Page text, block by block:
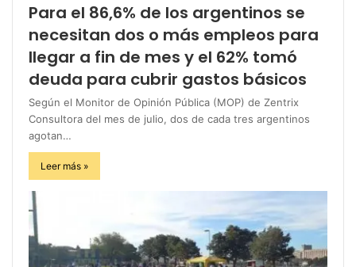
Para el 86,6% de los argentinos se
necesitan dos o más empleos para
llegar a fin de mes y el 62% tomó
deuda para cubrir gastos básicos
Según el Monitor de Opinión Pública (MOP) de Zentrix
Consultora del mes de julio, dos de cada tres argentinos
agotan…
Leer más »